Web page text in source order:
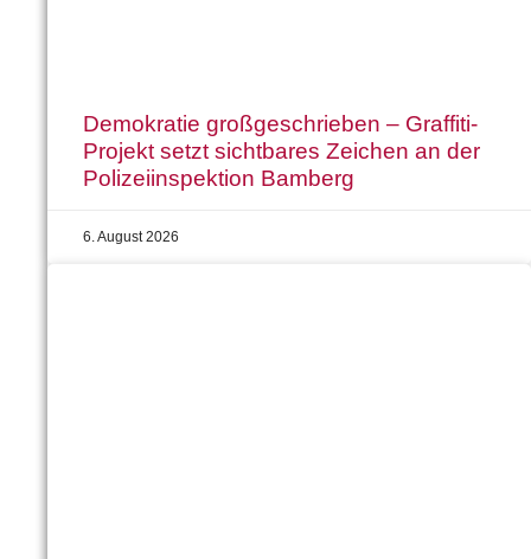
Demokratie großgeschrieben – Graffiti-
Projekt setzt sichtbares Zeichen an der
Polizeiinspektion Bamberg
6. August 2026